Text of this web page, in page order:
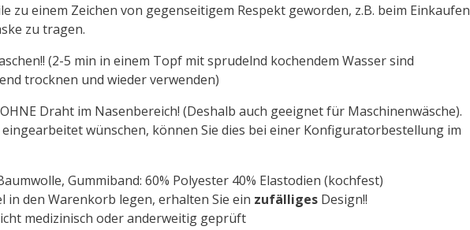
zu einem Zeichen von gegenseitigem Respekt geworden, z.B. beim Einkaufen
zu tragen.
(2-5 min in einem Topf mit sprudelnd kochendem Wasser sind
trocknen und wieder verwenden)
Draht im Nasenbereich! (Deshalb auch geeignet für Maschinenwäsche).
wünschen, können Sie dies bei einer Konfiguratorbestellung im
Gummiband: 60% Polyester 40% Elastodien (kochfest)
in den Warenkorb legen, erhalten Sie ein zufälliges Design!!
medizinisch oder anderweitig geprüft